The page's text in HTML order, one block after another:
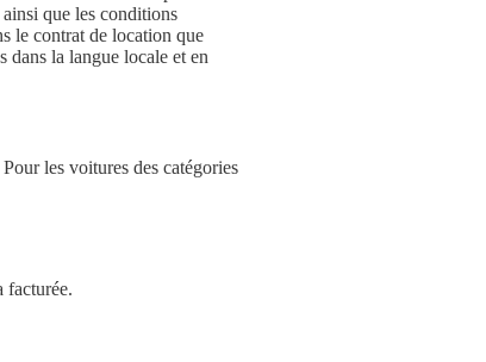
que les conditions
le contrat de location que
la langue locale et en
les voitures des catégories
facturée.